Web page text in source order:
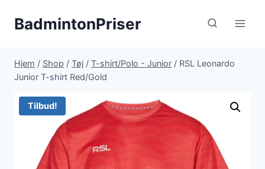
BadmintonPriser
Hjem / Shop / Tøj / T-shirt/Polo - Junior / RSL Leonardo
Junior T-shirt Red/Gold
Tilbud!